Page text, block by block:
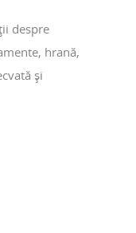
despre
hrană,
și